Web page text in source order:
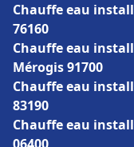
Chauffe eau
76160
Chauffe eau
Mérogis 91700
Chauffe eau
83190
Chauffe eau